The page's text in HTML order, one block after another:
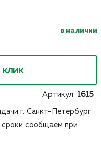
в наличии
клик
Артикул: 1615
г. Санкт-Петербург
сообщаем при